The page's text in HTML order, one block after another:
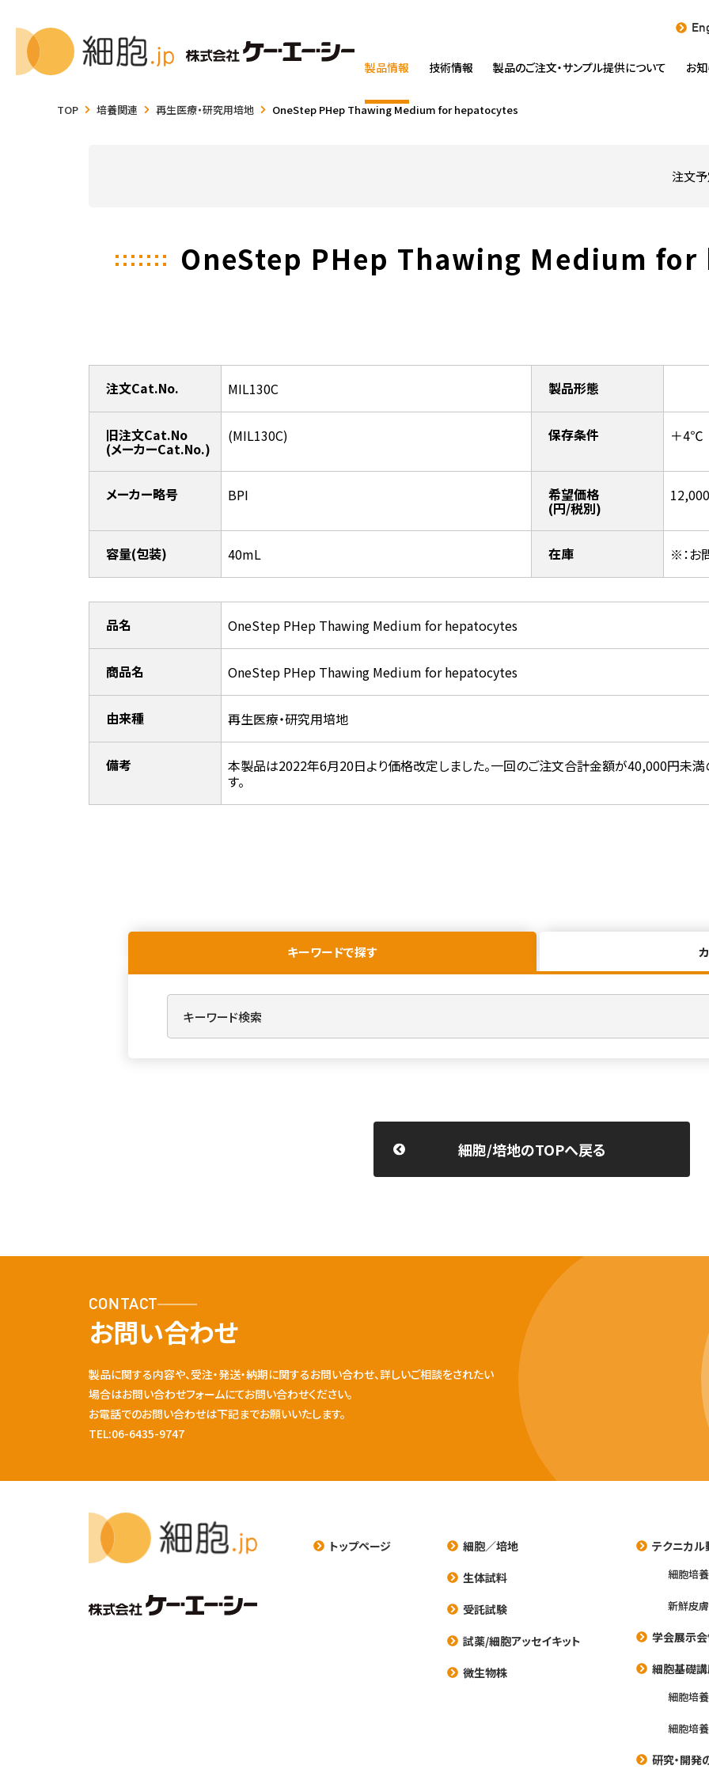
製品情報 技術情報 製品のご注文・サンプル提供について お
TOP 培養関連 再生医療・研究用培地 OneStep PHep Thawing Medium for hepatocytes
注文
OneStep PHep Thawing Medium
注文Cat.No. MIL130C 製品形態
旧注文Cat.No
(メーカーCat.No.)
(MIL130C) 保存条件 ＋4℃
メーカー略号 BPI 希望価格
(円/税別)
12,000
容量(包装) 40mL 在庫 ※：お
品名 OneStep PHep Thawing Medium for hepatocytes
商品名 OneStep PHep Thawing Medium for hepatocytes
由来種 再生医療・研究用培地
備考
本製品は2022年6月20日より価格改定しました。一回のご注文合計金額が40,000円未
す。
キーワードで探す
細胞/培地のTOPへ戻る
CONTACT
お問い合わせ
製品に関する内容や、受注・発送・納期に関するお問い合わせ、詳しいご相談をされたい
場合はお問い合わせフォームにてお問い合わせください。
お電話でのお問い合わせは下記までお願いいたします。
TEL:06-6435-9747
トップページ
細胞／培地
生体試料
受託試験
試薬/細胞アッセイキット
微生物株
テクニカル
細胞培養
新鮮皮
学会展示
細胞基礎
細胞培
細胞培
研究・開発